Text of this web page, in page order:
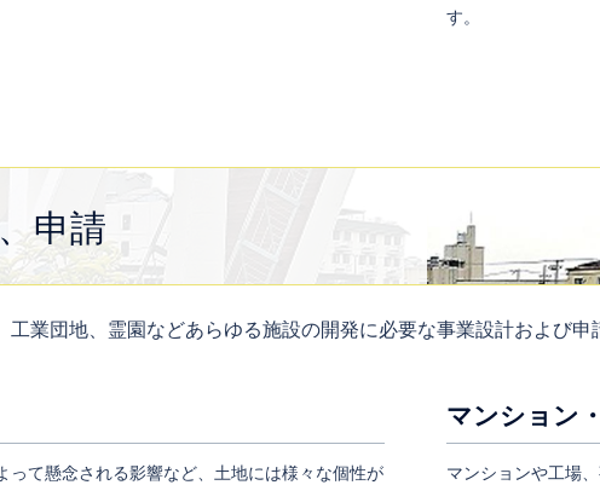
す。
申請
業団地、霊園などあらゆる施設の開発に必要な事業設計および申
って懸念される影響など、土地には様々な個性が
マンション
マンションや工場